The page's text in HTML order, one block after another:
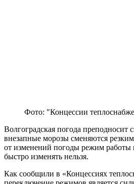
Фото: "Концессии
Волгоградская погода преподносит
внезапные морозы сменяются
от изменений погоды режим работы
быстро изменять нельзя.
Как сообщили в «Концессиях